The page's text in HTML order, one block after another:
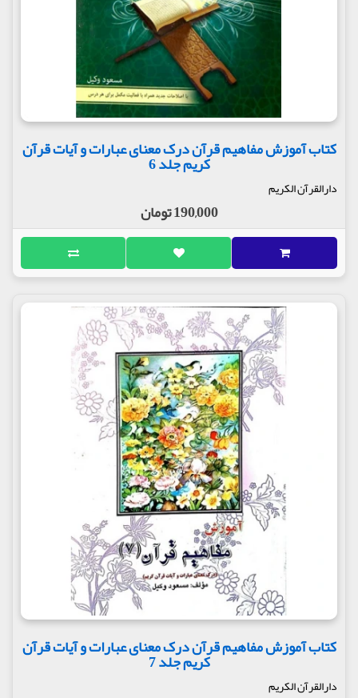
کتاب آموزش مفاهیم قرآن درک معنای عبارات و آیات قرآن
کریم جلد 6
دارالقرآن الکریم
190,000 تومان
کتاب آموزش مفاهیم قرآن درک معنای عبارات و آیات قرآن
کریم جلد 7
دارالقرآن الکریم